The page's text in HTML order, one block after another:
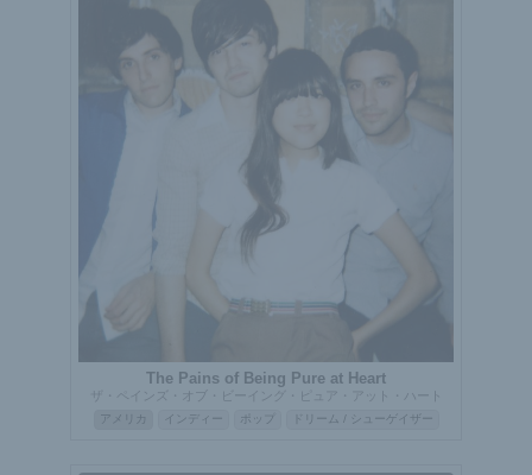
The Pains of Being Pure at Heart
ザ・ペインズ・オブ・ビーイング・ピュア・アット・ハート
アメリカ インディー ポップ ドリーム / シューゲイザー